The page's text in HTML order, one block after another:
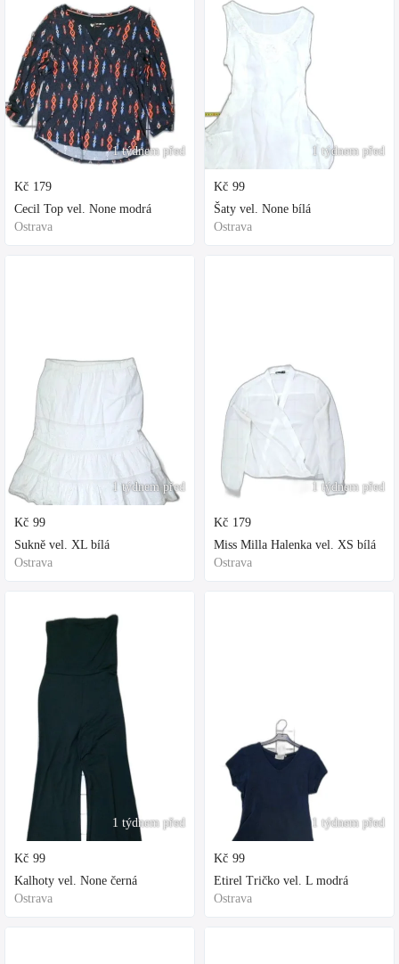
1 týdnem před
Kč 179
Cecil Top vel. None modrá
Ostrava
1 týdnem před
Kč 99
Sukně vel. XL bílá
Ostrava
1 týdnem před
Kč 99
Kalhoty vel. None černá
Ostrava
1 týdnem před
Kč 99
Šaty vel. None bílá
Ostrava
1 týdnem před
Kč 179
Miss Milla Halenka vel. XS bílá
Ostrava
1 týdnem před
Kč 99
Etirel Tričko vel. L modrá
Ostrava